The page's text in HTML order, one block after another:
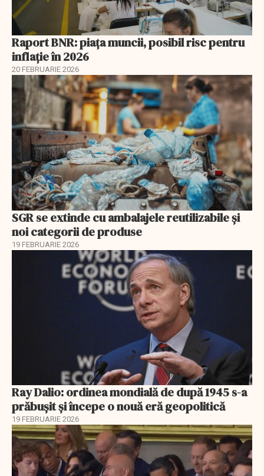
Raport BNR: piața muncii, posibil risc pentru
inflație în 2026
20 FEBRUARIE 2026
SGR se extinde cu ambalajele reutilizabile și
noi categorii de produse
19 FEBRUARIE 2026
Ray Dalio: ordinea mondială de după 1945 s-a
prăbușit și începe o nouă eră geopolitică
19 FEBRUARIE 2026